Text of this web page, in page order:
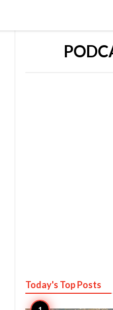
Today's TopPosts